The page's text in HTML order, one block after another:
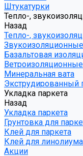
Штукатурки
Тепло-,
Назад
Тепло-,
Базальтовая
Минеральная вата
Экструдированный
Укладка паркета
Назад
Укладка паркета
Грунтовка для
Клей для паркета
Клей для
Акции